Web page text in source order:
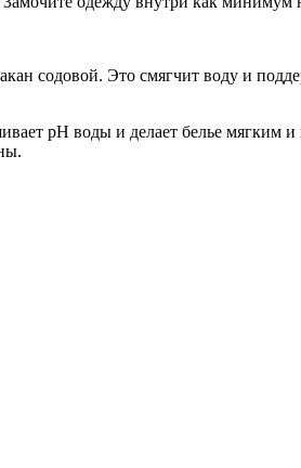
содовой. Это смягчит воду и
рН воды и делает белье мягким